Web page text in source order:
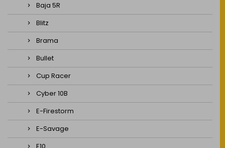
Baja 5R
Blitz
Brama
Bullet
Cup Racer
Cyber 10B
E-Firestorm
E-Savage